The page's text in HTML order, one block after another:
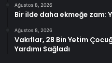
Ağustos 8, 2026
Bir ilde daha ekmeğe zam:
Ağustos 8, 2026
Vakıflar, 28 Bin Yetim
Yardımı Sağladı